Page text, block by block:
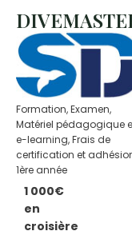
Formation, Examen,
Matériel pédagogique
e-learning, Frais de
certification et
1ère année
1 000€
en
croisière